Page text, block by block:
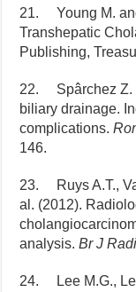
21. Young M.
Transhepatic
Publishing,
22. Spârchez Z.
biliary drainage.
complications.
146.
23. Ruys A.T.,
al. (2012).
analysis.Br J
24. Lee M.G.,